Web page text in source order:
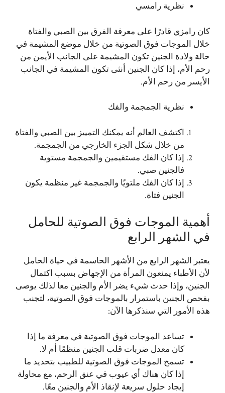
نظرية رامسي
كان رامزي قادرًا على معرفة الفرق بين الصبي والفتاة
خلال الموجات فوق الصوتية من خلال موضع المشيمة في
حالة ولادة الجنين تكون المشيمة على الجانب الأيمن من
رحم الأم، إذا كان الجنين أنثى تكون المشيمة في الجانب
الأيسر من رحم الأم.
نظرية الجمجمة والفك
اكتشف العالم أنه يمكنك التمييز بين الصبي والفتاة
من خلال شكل الجزء الخارجي من الجمجمة.
إذا كان الفك مستقيمين والجمجمة مستوية
فالجنين صبي.
إذا كان الفك ملتويًا والجمجمة غير منظمة يكون
الجنين فتاة.
أهمية الموجات فوق الصوتية للحامل
في الشهر الرابع
يعتبر الشهر الرابع من الأشهر الحاسمة في حياة الحامل
لأن الأطباء يمنعون المرأة من الإجهاض بسبب اكتمال
الجنين، وإذا حدث شيء يضر الأم والجنين معا لذلك يوصى
بفحص الجنين باستمرار بالموجات فوق الصوتية، لتجنب
هذه الأمور التي سنذكرها الآن:
تساعد الموجات فوق الصوتية في معرفة ما إذا
كان معدل ضربات قلب الجنين منظمًا أم لا.
تسمح الموجات فوق الصوتية للطبيب بتحديد ما
إذا كان هناك أي عيوب في عنق الرحم، مع محاولة
إيجاد حلول سريعة لإنقاذ الأم والجنين معًا.